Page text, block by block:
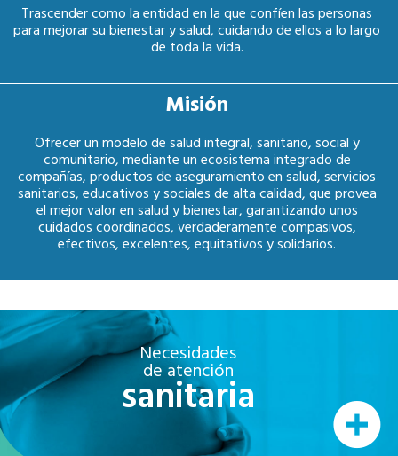
Trascender como la entidad en la que confíen las personas
para mejorar su bienestar y salud, cuidando de ellos a lo largo
de toda la vida.
Misión
Ofrecer un modelo de salud integral, sanitario, social y
comunitario, mediante un ecosistema integrado de
compañías, productos de aseguramiento en salud, servicios
sanitarios, educativos y sociales de alta calidad, que provea
el mejor valor en salud y bienestar, garantizando unos
cuidados coordinados, verdaderamente compasivos,
efectivos, excelentes, equitativos y solidarios.
Necesidades
de atención
sanitaria